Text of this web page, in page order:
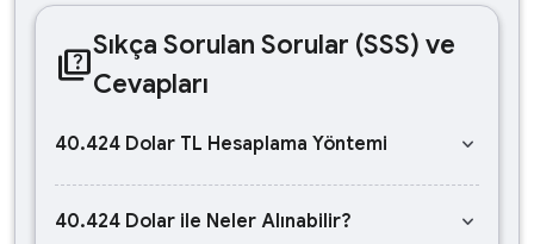
quizSıkça Sorulan Sorular (SSS) ve
Cevapları
40.424 Dolar TL Hesaplama Yöntemi keyboard_arrow_down
40.424 Dolar ile Neler Alınabilir? keyboard_arrow_down